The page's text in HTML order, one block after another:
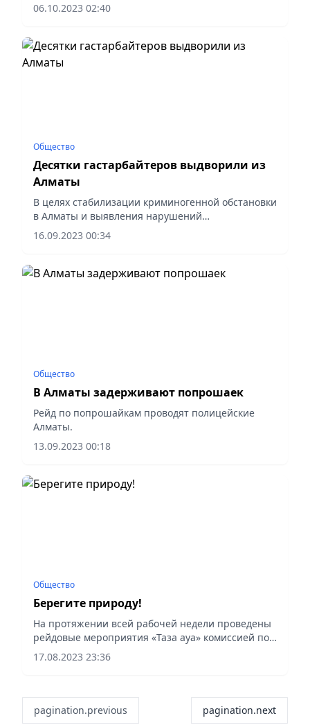
06.10.2023 02:40
Общество
Десятки гастарбайтеров выдворили из
Алматы
В целях стабилизации криминогенной обстановки
в Алматы и выявления нарушений
миграционного законодательства РК, с 11 по 30
сентября проводится отработка «Наемник».
16.09.2023 00:34
Общество
В Алматы задерживают попрошаек
Рейд по попрошайкам проводят полицейские
Алматы.
13.09.2023 00:18
Общество
Берегите природу!
На протяжении всей рабочей недели проведены
рейдовые мероприятия «Таза ауа» комиссией по
несанкционированным свалкам, загрязнению
рек, водоемов и озер, нарушению правил
17.08.2023 23:36
pagination.previous pagination.next